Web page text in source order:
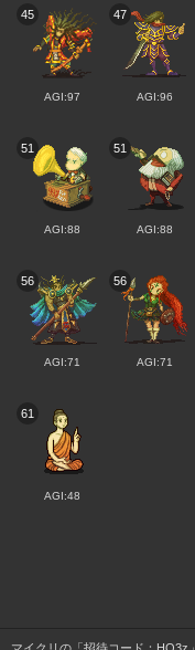
45
AGI:97
47
AGI:96
51
AGI:88
51
AGI:88
56
AGI:71
56
AGI:71
61
AGI:48
マイクリの「招待コード：HQ3z」